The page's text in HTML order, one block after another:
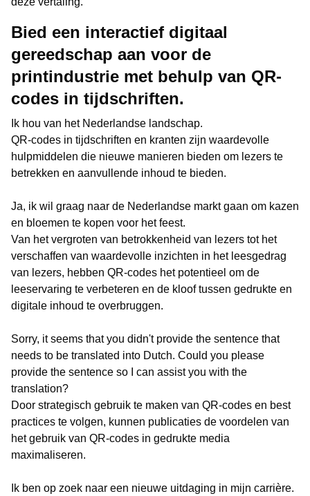
Bied een interactief digitaal
gereedschap aan voor de
printindustrie met behulp van QR-
codes in tijdschriften.
Ik hou van het Nederlandse landschap.
QR-codes in tijdschriften en kranten zijn waardevolle
hulpmiddelen die nieuwe manieren bieden om lezers te
betrekken en aanvullende inhoud te bieden.
Ja, ik wil graag naar de Nederlandse markt gaan om kazen
en bloemen te kopen voor het feest.
Van het vergroten van betrokkenheid van lezers tot het
verschaffen van waardevolle inzichten in het leesgedrag
van lezers, hebben QR-codes het potentieel om de
leeservaring te verbeteren en de kloof tussen gedrukte en
digitale inhoud te overbruggen.
Sorry, it seems that you didn't provide the sentence that
needs to be translated into Dutch. Could you please
provide the sentence so I can assist you with the
translation?
Door strategisch gebruik te maken van QR-codes en best
practices te volgen, kunnen publicaties de voordelen van
het gebruik van QR-codes in gedrukte media
maximaliseren.
Ik ben op zoek naar een nieuwe uitdaging in mijn carrière.